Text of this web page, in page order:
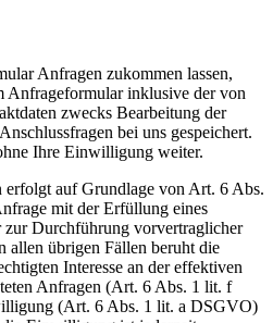
Anfragen zukommen lassen,
Anfrageformular inklusive der von
zwecks Bearbeitung der
bei uns gespeichert.
Ihre Einwilligung weiter.
erfolgt auf Grundlage von Art. 6 Abs.
mit der Erfüllung eines
zur Durchführung vorvertraglicher
allen übrigen Fällen beruht die
Interesse an der effektiven
Anfragen (Art. 6 Abs. 1 lit. f
(Art. 6 Abs. 1 lit. a DSGVO)